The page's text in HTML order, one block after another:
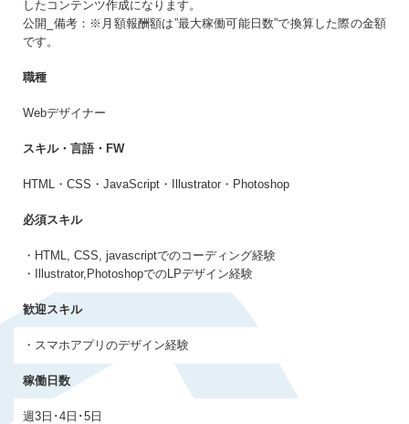
したコンテンツ作成になります。
公開_備考：※月額報酬額は”最大稼働可能日数”で換算した際の金額
です。
職種
Webデザイナー
スキル・言語・FW
HTML・CSS・JavaScript・Illustrator・Photoshop
必須スキル
・HTML, CSS, javascriptでのコーディング経験
・Illustrator,PhotoshopでのLPデザイン経験
歓迎スキル
・スマホアプリのデザイン経験
稼働日数
週3日･4日･5日
まだアカウントをお持ちでない方はこちら
パスワード
10〜20文字（大小英字、数字、記号それぞれ1文字以上）
同意事項
プライバシーポリシー・個人情報の取扱い
会員登録する